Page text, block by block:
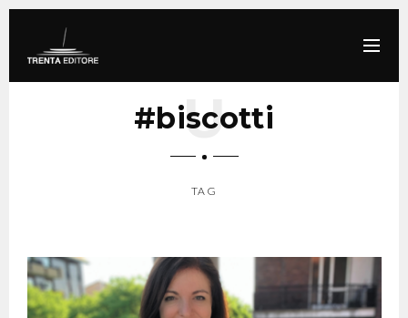
#biscotti
TAG